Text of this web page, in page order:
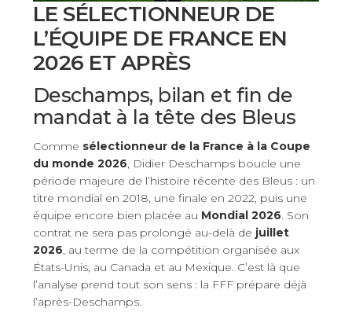
LE SÉLECTIONNEUR DE
L’ÉQUIPE DE FRANCE EN
2026 ET APRÈS
Deschamps, bilan et fin de
mandat à la tête des Bleus
Comme sélectionneur de la France à la Coupe
du monde 2026, Didier Deschamps boucle une
période majeure de l’histoire récente des Bleus : un
titre mondial en 2018, une finale en 2022, puis une
équipe encore bien placée au Mondial 2026. Son
contrat ne sera pas prolongé au-delà de juillet
2026, au terme de la compétition organisée aux
États-Unis, au Canada et au Mexique. C’est là que
l’analyse prend tout son sens : la FFF prépare déjà
l’après-Deschamps.